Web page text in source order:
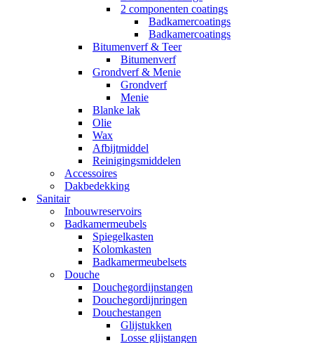
2 componenten coatings
Badkamercoatings
Badkamercoatings
Bitumenverf & Teer
Bitumenverf
Grondverf & Menie
Grondverf
Menie
Blanke lak
Olie
Wax
Afbijtmiddel
Reinigingsmiddelen
Accessoires
Dakbedekking
Sanitair
Inbouwreservoirs
Badkamermeubels
Spiegelkasten
Kolomkasten
Badkamermeubelsets
Douche
Douchegordijnstangen
Douchegordijnringen
Douchestangen
Glijstukken
Losse glijstangen